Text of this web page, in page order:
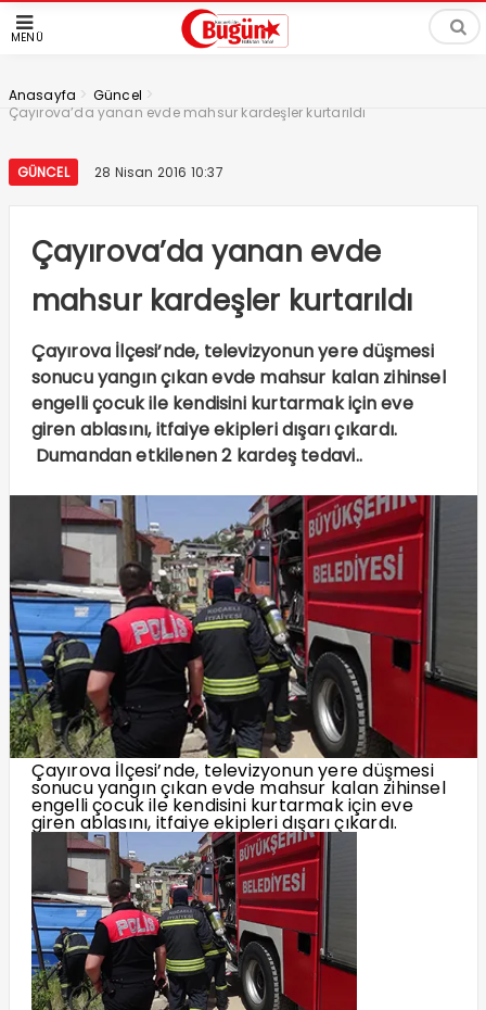
MENÜ
Anasayfa > Güncel >
Çayırova’da yanan evde mahsur kardeşler kurtarıldı
GÜNCEL 28 Nisan 2016 10:37
Çayırova’da yanan evde
mahsur kardeşler kurtarıldı
Çayırova İlçesi’nde, televizyonun yere düşmesi
sonucu yangın çıkan evde mahsur kalan zihinsel
engelli çocuk ile kendisini kurtarmak için eve
giren ablasını, itfaiye ekipleri dışarı çıkardı.
Dumandan etkilenen 2 kardeş tedavi..
Çayırova İlçesi’nde, televizyonun yere düşmesi
sonucu yangın çıkan evde mahsur kalan zihinsel
engelli çocuk ile kendisini kurtarmak için eve
giren ablasını, itfaiye ekipleri dışarı çıkardı.